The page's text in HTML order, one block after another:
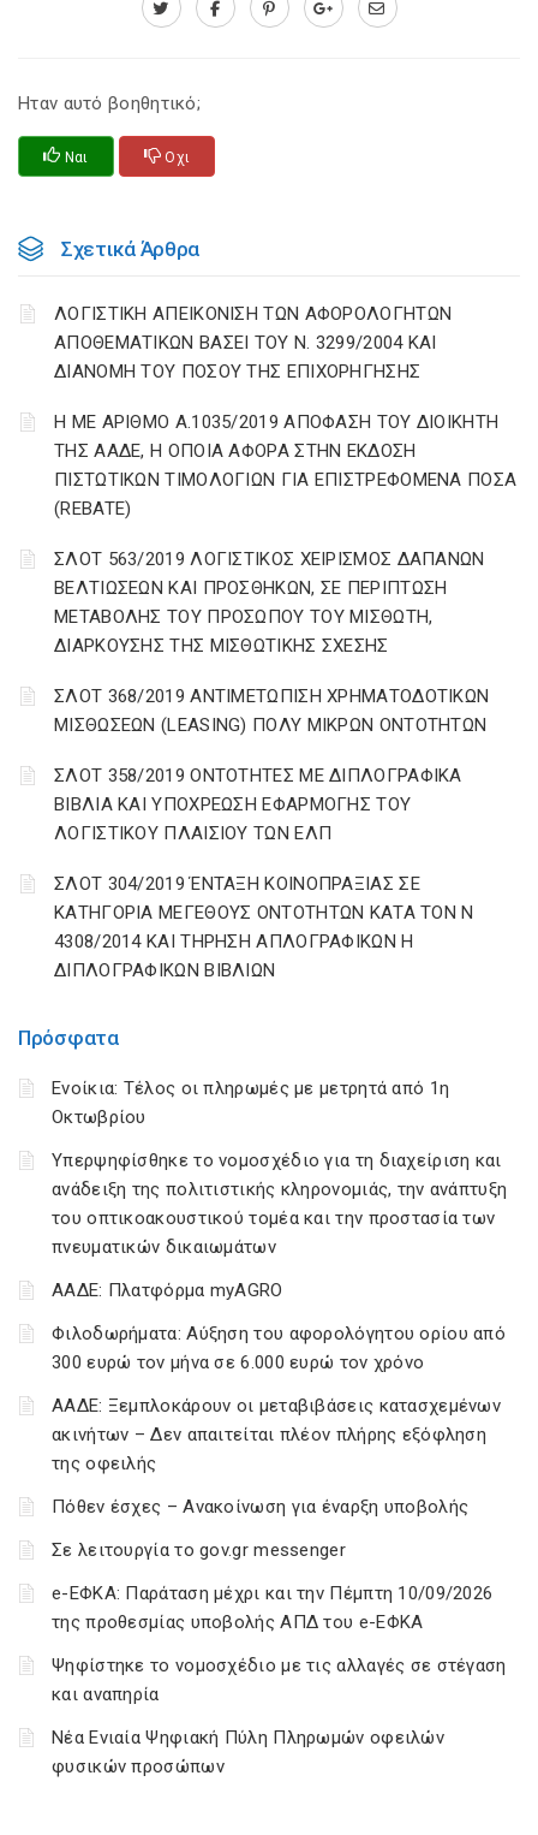
Πρόσφατα
Ενοίκια: Τέλος οι πληρωμές με μετρητά από 1η
Οκτωβρίου
Υπερψηφίσθηκε το νομοσχέδιο για τη διαχείριση και
ανάδειξη της πολιτιστικής κληρονομιάς, την ανάπτυξη
του οπτικοακουστικού τομέα και την προστασία των
πνευματικών δικαιωμάτων
ΑΑΔΕ: Πλατφόρμα myAGRO
Φιλοδωρήματα: Αύξηση του αφορολόγητου ορίου από
300 ευρώ τον μήνα σε 6.000 ευρώ τον χρόνο
ΑΑΔΕ: Ξεμπλοκάρουν οι μεταβιβάσεις κατασχεμένων
ακινήτων – Δεν απαιτείται πλέον πλήρης εξόφληση
της οφειλής
Πόθεν έσχες – Ανακοίνωση για έναρξη υποβολής
Σε λειτουργία το gov.gr messenger
e-ΕΦΚΑ: Παράταση μέχρι και την Πέμπτη 10/09/2026
της προθεσμίας υποβολής ΑΠΔ του e-ΕΦΚΑ
Ψηφίστηκε το νομοσχέδιο με τις αλλαγές σε στέγαση
και αναπηρία
Νέα Ενιαία Ψηφιακή Πύλη Πληρωμών οφειλών
φυσικών προσώπων
Ηταν αυτό βοηθητικό;
Ναι Οχι
Σχετικά Άρθρα
ΛΟΓΙΣΤΙΚΗ ΑΠΕΙΚΟΝΙΣΗ ΤΩΝ ΑΦΟΡΟΛΟΓΗΤΩΝ
ΑΠΟΘΕΜΑΤΙΚΩΝ ΒΑΣΕΙ ΤΟΥ N. 3299/2004 ΚΑΙ
ΔΙΑΝΟΜΗ ΤΟΥ ΠΟΣΟΥ ΤΗΣ ΕΠΙΧΟΡΗΓΗΣΗΣ
Η ΜΕ ΑΡΙΘΜΟ Α.1035/2019 ΑΠΟΦΑΣΗ ΤΟΥ ΔΙΟΙΚΗΤΗ
ΤΗΣ ΑΑΔΕ, Η ΟΠΟΙΑ ΑΦΟΡΑ ΣΤΗΝ ΕΚΔΟΣΗ
ΠΙΣΤΩΤΙΚΩΝ ΤΙΜΟΛΟΓΙΩΝ ΓΙΑ ΕΠΙΣΤΡΕΦΟΜΕΝΑ ΠΟΣΑ
(REBATE)
ΣΛΟΤ 563/2019 ΛΟΓΙΣΤΙΚΟΣ ΧΕΙΡΙΣΜΟΣ ΔΑΠΑΝΩΝ
ΒΕΛΤΙΩΣΕΩΝ ΚΑΙ ΠΡΟΣΘΗΚΩΝ, ΣΕ ΠΕΡΙΠΤΩΣΗ
ΜΕΤΑΒΟΛΗΣ ΤΟΥ ΠΡΟΣΩΠΟΥ ΤΟΥ ΜΙΣΘΩΤΗ,
ΔΙΑΡΚΟΥΣΗΣ ΤΗΣ ΜΙΣΘΩΤΙΚΗΣ ΣΧΕΣΗΣ
ΣΛΟΤ 368/2019 ΑΝΤΙΜΕΤΩΠΙΣΗ ΧΡΗΜΑΤΟΔΟΤΙΚΩΝ
ΜΙΣΘΩΣΕΩΝ (LEASING) ΠΟΛΥ ΜΙΚΡΩΝ ΟΝΤΟΤΗΤΩΝ
ΣΛΟΤ 358/2019 ΟΝΤΟΤΗΤΕΣ ΜΕ ΔΙΠΛΟΓΡΑΦΙΚΑ
ΒΙΒΛΙΑ ΚΑΙ ΥΠΟΧΡΕΩΣΗ ΕΦΑΡΜΟΓΗΣ ΤΟΥ
ΛΟΓΙΣΤΙΚΟΥ ΠΛΑΙΣΙΟΥ ΤΩΝ ΕΛΠ
ΣΛΟΤ 304/2019 ΈΝΤΑΞΗ ΚΟΙΝΟΠΡΑΞΙΑΣ ΣΕ
ΚΑΤΗΓΟΡΙΑ ΜΕΓΕΘΟΥΣ ΟΝΤΟΤΗΤΩΝ ΚΑΤΑ ΤΟΝ Ν
4308/2014 ΚΑΙ ΤΗΡΗΣΗ ΑΠΛΟΓΡΑΦΙΚΩΝ Η
ΔΙΠΛΟΓΡΑΦΙΚΩΝ ΒΙΒΛΙΩΝ